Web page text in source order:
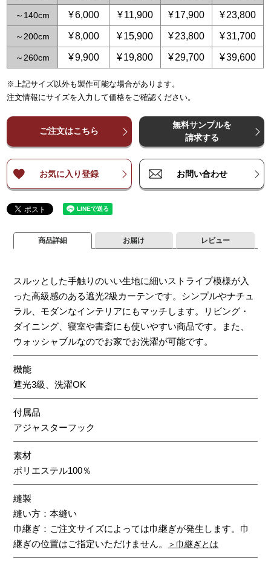
～ 140 ¥6,000 ¥11,900 ¥17,900 ¥23,800
～ 200 ¥8,000 ¥15,900 ¥23,800 ¥31,700
～ 260 ¥9,900 ¥19,800 ¥29,700 ¥39,600
～65 ～ 150 ～225
¥8,000 15,900 23,800 ¥ 31,700 ¥
～125 ～250 ～
¥8,000 15,900 ¥23,800 ¥ 31,700
※上記サイズ以外も製作可能な場合があります。
注文情報にサイズを入力して価格をご確認ください。
ご注文はこちら
無料サンプルを
請求する
お気に入り登録 お問い合わせ
商品詳細
スルッとした手触りのいい生地に細いストライプ模様が入
った高級感のある遮光2級カーテンです。シンプルやナチュ
ラル、モダンなインテリアにもマッチします。リビング・
ダイニング、寝室や書斎にも使いやすい商品です。また、
ウォッシャブルなのでお家でお洗濯が可能です。
機能
遮光3級、洗濯OK
付属品
アジャスターフック
素材
ポリエステル100％
縫製
縫い方：本縫い
巾継ぎ：ご注文サイズによっては巾継ぎが発生します。巾
継ぎの位置はご指定いただけません。
＞巾継ぎとは
お届け レビュー